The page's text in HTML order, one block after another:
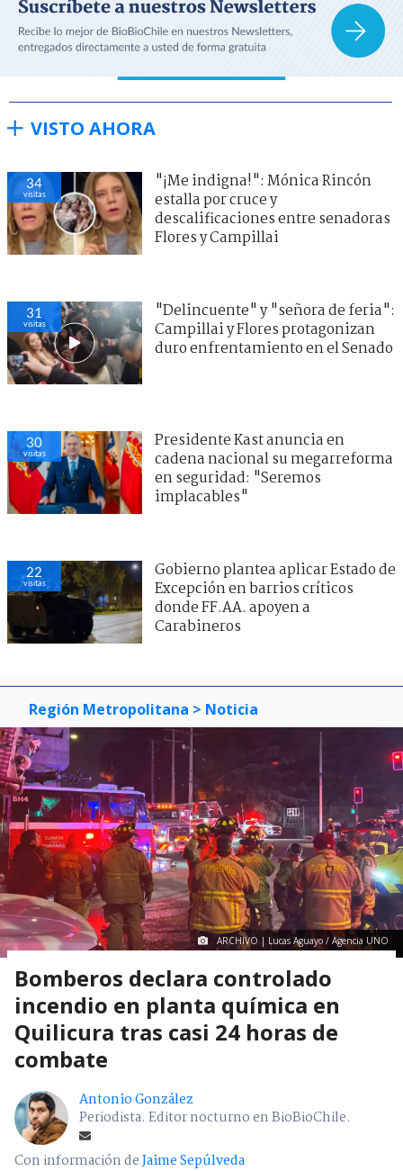
VISTO AHORA
34
visitas
"¡Me indigna!": Mónica Rincón
estalla por cruce y
descalificaciones entre senadoras
Flores y Campillai
31
visitas
"Delincuente" y "señora de feria":
Campillai y Flores protagonizan
duro enfrentamiento en el Senado
30
visitas
Presidente Kast anuncia en
cadena nacional su megarreforma
en seguridad: "Seremos
implacables"
22
visitas
Gobierno plantea aplicar Estado de
Excepción en barrios críticos
donde FF.AA. apoyen a
Carabineros
Región Metropolitana > Noticia
ARCHIVO | Lucas Aguayo / Agencia UNO
Bomberos declara controlado
incendio en planta química en
Quilicura tras casi 24 horas de
combate
Antonio González
Periodista. Editor nocturno en BioBioChile.
Con información deJaime Sepúlveda